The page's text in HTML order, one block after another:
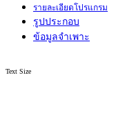
รายละเอียดโปรแกรม
รูปประกอบ
ข้อมูลจำเพาะ
Text Size